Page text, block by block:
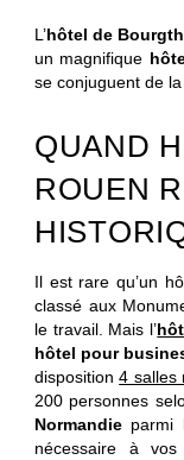
L’hôtel de
un magnifique
se conjuguent de
QUAND
ROUEN
Il est rare qu’un
classé aux
le travail. Mais l’
hôtel pour
disposition4 salles
200 personnes
Normandieparmi
nécessaire à